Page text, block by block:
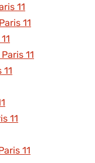
11
11
11
11
11